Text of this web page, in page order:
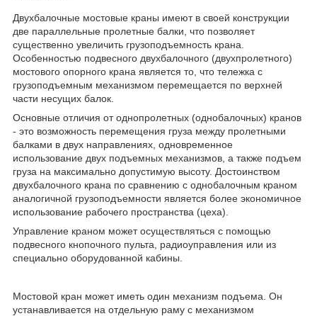
Двухбалочные мостовые краны имеют в своей конструкции
две параллельные пролетные балки, что позволяет
существенно увеличить грузоподъемность крана.
Особенностью подвесного двухбалочного (двухпролетного)
мостового опорного крана является то, что тележка с
грузоподъемным механизмом перемещается по верхней
части несущих балок.
Основные отличия от однопролетных (однобалочных) кранов
- это возможность перемещения груза между пролетными
балками в двух направлениях, одновременное
использование двух подъемных механизмов, а также подъем
груза на максимально допустимую высоту. Достоинством
двухбалочного крана по сравнению с однобалочным краном
аналогичной грузоподъемности является более экономичное
использование рабочего пространства (цеха).
Управление краном может осуществляться с помощью
подвесного кнопочного пульта, радиоуправления или из
специально оборудованной кабины.
Мостовой кран может иметь один механизм подъема. Он
устанавливается на отдельную раму с механизмом